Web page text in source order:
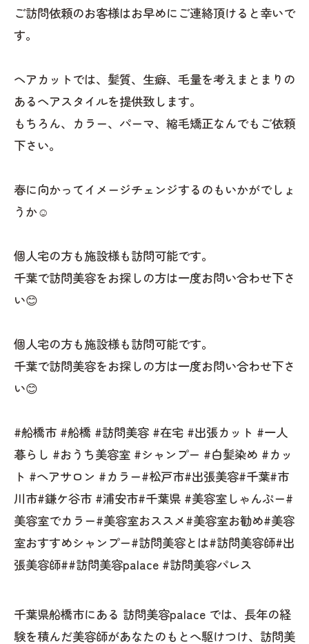
ご訪問依頼のお客様はお早めにご連絡頂けると幸いで
す。
ヘアカットでは、髪質、生癖、毛量を考えまとまりの
あるヘアスタイルを提供致します。
もちろん、カラー、パーマ、縮毛矯正なんでもご依頼
下さい。
春に向かってイメージチェンジするのもいかがでしょ
うか☺️
個人宅の方も施設様も訪問可能です。
千葉で訪問美容をお探しの方は一度お問い合わせ下さ
い😊
個人宅の方も施設様も訪問可能です。
千葉で訪問美容をお探しの方は一度お問い合わせ下さ
い😊
#船橋市 #船橋 #訪問美容 #在宅 #出張カット #一人
暮らし #おうち美容室 #シャンプー #白髪染め #カッ
ト #ヘアサロン #カラー#松戸市#出張美容#千葉#市
川市#鎌ケ谷市 #浦安市#千葉県 #美容室しゃんぷー#
美容室でカラー#美容室おススメ#美容室お勧め#美容
室おすすめシャンプー#訪問美容とは#訪問美容師#出
張美容師##訪問美容palace #訪問美容パレス
千葉県船橋市にある 訪問美容palace では、長年の経
験を積んだ美容師があなたのもとへ駆けつけ、訪問美